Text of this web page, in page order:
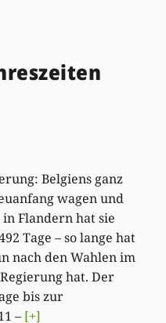
Belgiens ganz
wagen und
Flandern hat sie
Tage – so lange hat
nach den Wahlen im
hat. Der
bis zur
– [+]